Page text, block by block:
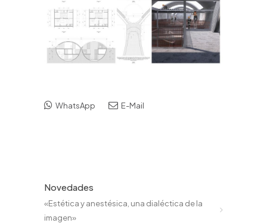
WhatsApp E-Mail
Novedades
«Estética y anestésica, una dialéctica de la
imagen»